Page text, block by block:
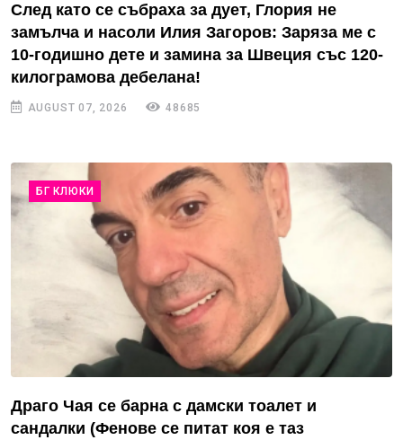
След като се събраха за дует, Глория не
замълча и насоли Илия Загоров: Заряза ме с
10-годишно дете и замина за Швеция със 120-
килограмова дебелана!
AUGUST 07, 2026 48685
БГ КЛЮКИ
Драго Чая се барна с дамски тоалет и
сандалки (Фенове се питат коя е таз